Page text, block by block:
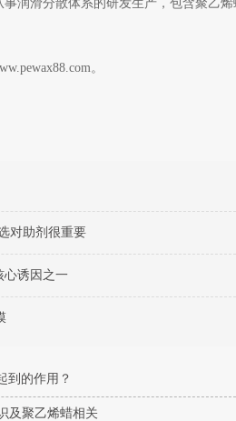
润滑分散体系的研发生产，包含聚乙
。
对助剂很重要
心诱因之一
到的作用？
及聚乙烯蜡相关